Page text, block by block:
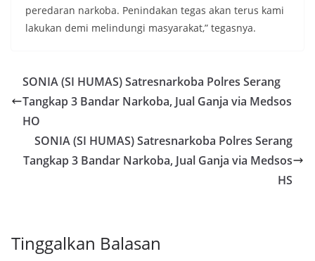
peredaran narkoba. Penindakan tegas akan terus kami
lakukan demi melindungi masyarakat,” tegasnya.
SONIA (SI HUMAS) Satresnarkoba Polres Serang
Tangkap 3 Bandar Narkoba, Jual Ganja via Medsos
HO
SONIA (SI HUMAS) Satresnarkoba Polres Serang
Tangkap 3 Bandar Narkoba, Jual Ganja via Medsos
HS
Tinggalkan Balasan